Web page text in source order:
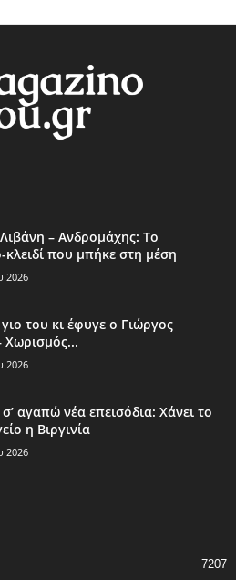
– Ανδρομάχης: Το
που μπήκε στη μέση
2026
του κι έφυγε ο Γιώργος
Χωρισμός...
2026
αγαπώ νέα επεισόδια: Χάνει το
η Βιργινία
2026
7207